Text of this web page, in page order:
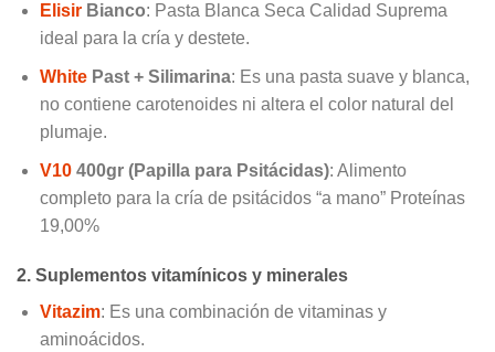
Elisir Bianco: Pasta Blanca Seca Calidad Suprema
ideal para la cría y destete.
White Past + Silimarina: Es una pasta suave y blanca,
no contiene carotenoides ni altera el color natural del
plumaje.
V10 400gr (Papilla para Psitácidas): Alimento
completo para la cría de psitácidos “a mano” Proteínas
19,00%
2. Suplementos vitamínicos y minerales
Vitazim: Es una combinación de vitaminas y
aminoácidos.